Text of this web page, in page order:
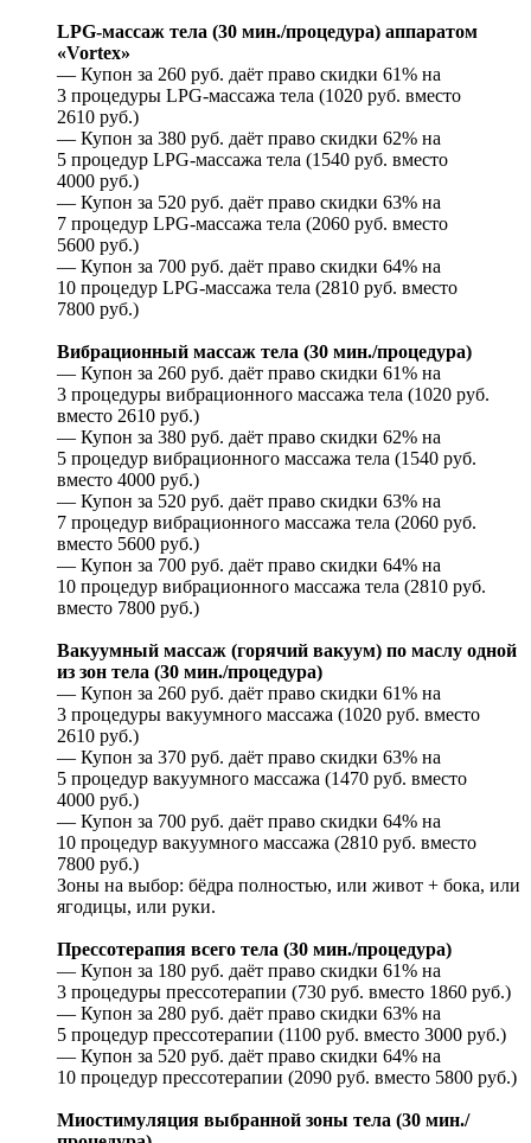
LPG-массаж тела (30 мин./процедура) аппаратом
«Vortex»
— Купон за 260 руб. даёт право скидки 61% на
3 процедуры LPG-массажа тела (1020 руб. вместо
2610 руб.)
— Купон за 380 руб. даёт право скидки 62% на
5 процедур LPG-массажа тела (1540 руб. вместо
4000 руб.)
— Купон за 520 руб. даёт право скидки 63% на
7 процедур LPG-массажа тела (2060 руб. вместо
5600 руб.)
— Купон за 700 руб. даёт право скидки 64% на
10 процедур LPG-массажа тела (2810 руб. вместо
7800 руб.)
Вибрационный массаж тела (30 мин./процедура)
— Купон за 260 руб. даёт право скидки 61% на
3 процедуры вибрационного массажа тела (1020 руб.
вместо 2610 руб.)
— Купон за 380 руб. даёт право скидки 62% на
5 процедур вибрационного массажа тела (1540 руб.
вместо 4000 руб.)
— Купон за 520 руб. даёт право скидки 63% на
7 процедур вибрационного массажа тела (2060 руб.
вместо 5600 руб.)
— Купон за 700 руб. даёт право скидки 64% на
10 процедур вибрационного массажа тела (2810 руб.
вместо 7800 руб.)
Вакуумный массаж (горячий вакуум) по маслу одной
из зон тела (30 мин./процедура)
— Купон за 260 руб. даёт право скидки 61% на
3 процедуры вакуумного массажа (1020 руб. вместо
2610 руб.)
— Купон за 370 руб. даёт право скидки 63% на
5 процедур вакуумного массажа (1470 руб. вместо
4000 руб.)
— Купон за 700 руб. даёт право скидки 64% на
10 процедур вакуумного массажа (2810 руб. вместо
7800 руб.)
Зоны на выбор: бёдра полностью, или живот + бока, или
ягодицы, или руки.
Прессотерапия всего тела (30 мин./процедура)
— Купон за 180 руб. даёт право скидки 61% на
3 процедуры прессотерапии (730 руб. вместо 1860 руб.)
— Купон за 280 руб. даёт право скидки 63% на
5 процедур прессотерапии (1100 руб. вместо 3000 руб.)
— Купон за 520 руб. даёт право скидки 64% на
10 процедур прессотерапии (2090 руб. вместо 5800 руб.)
Миостимуляция выбранной зоны тела (30 мин./